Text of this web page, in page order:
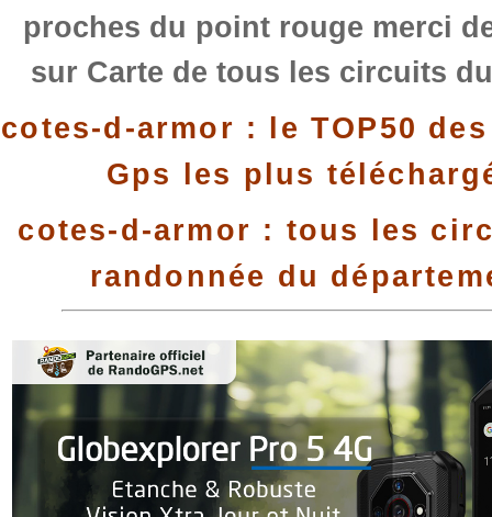
proches du point rouge merci
sur Carte de tous les circuits
cotes-d-armor : le TOP50
Gps les plus
cotes-d-armor : tous les
randonnée du